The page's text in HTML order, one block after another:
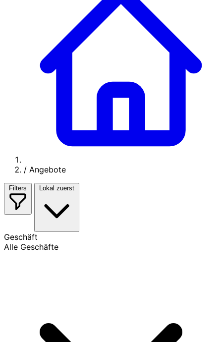
/ Angebote
Filters Lokal zuerst
Geschäft
Alle Geschäfte